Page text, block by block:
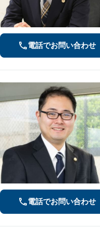
電話でお問い合わせ
電話でお問い合わせ